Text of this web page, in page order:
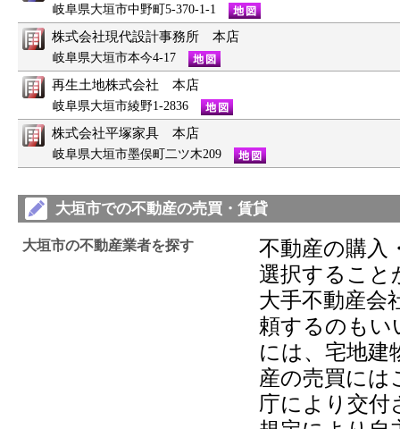
岐阜県大垣市中野町5-370-1-1
株式会社現代設計事務所 本店
岐阜県大垣市本今4-17
再生土地株式会社 本店
岐阜県大垣市綾野1-2836
株式会社平塚家具 本店
岐阜県大垣市墨俣町二ツ木209
大垣市での不動産の売買・賃貸
大垣市の不動産業者を探す
不動産の購入
選択すること
大手不動産会
頼するのもい
には、宅地建
産の売買には
庁により交付